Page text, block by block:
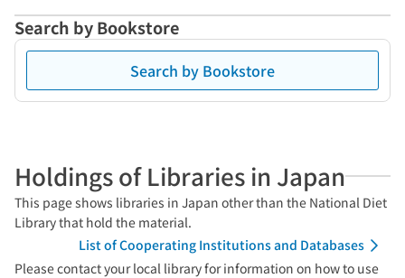
Search by Bookstore
Search by Bookstore
Holdings of Libraries in Japan
This page shows libraries in Japan other than the National Diet
Library that hold the material.
List of Cooperating Institutions and Databases
Please contact your local library for information on how to use